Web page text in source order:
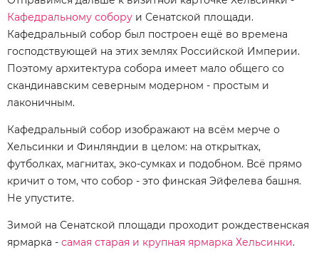
Кафедральному собору и Сенатской площади.
Кафедральный собор был построен ещё во времена
господствующей на этих землях Российской Империи.
Поэтому архитектура собора имеет мало общего со
скандинавским северным модерном - простым и
лаконичным.
Кафедральный собор изображают на всём мерче о
Хельсинки и Финляндии в целом: на открытках,
футболках, магнитах, эко-сумках и подобном. Всё прямо
кричит о том, что собор - это финская Эйфелева башня.
Не упустите.
Зимой на Сенатской площади проходит рождественская
ярмарка - самая старая и крупная ярмарка Хельсинки.